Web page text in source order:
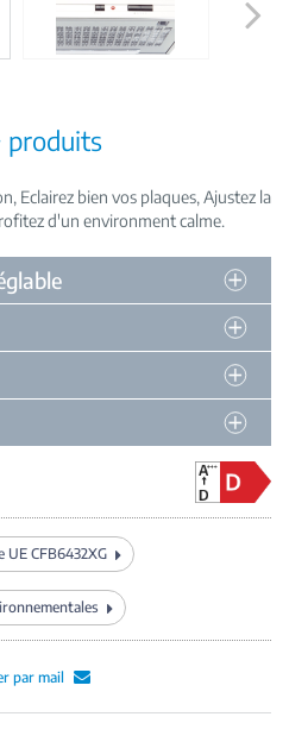
produits
Eclairez bien vos plaques Ajustez la
d'un environment calme
UE CFB6432XG
par mail